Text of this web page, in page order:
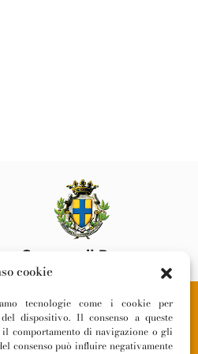
cookie
tecnologie come i cookie per
dispositivo. Il consenso a queste
comportamento di navigazione o gli
consenso può influire negativamente